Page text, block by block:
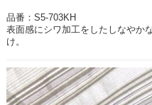
品番：S5-703KH
表面感にシワ加工をしたしなやか
け。